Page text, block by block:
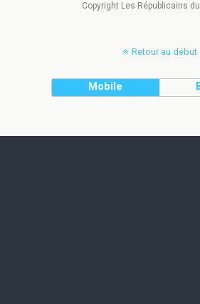
Copyright Les Républicains
Retour au début
Mobile